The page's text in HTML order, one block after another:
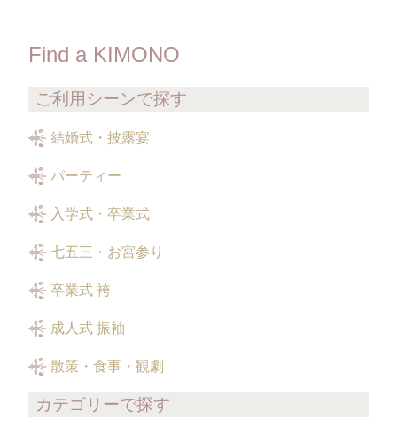
Find a KIMONO
ご利用シーンで探す
結婚式・披露宴
パーティー
入学式・卒業式
七五三・お宮参り
卒業式 袴
成人式 振袖
散策・食事・観劇
カテゴリーで探す